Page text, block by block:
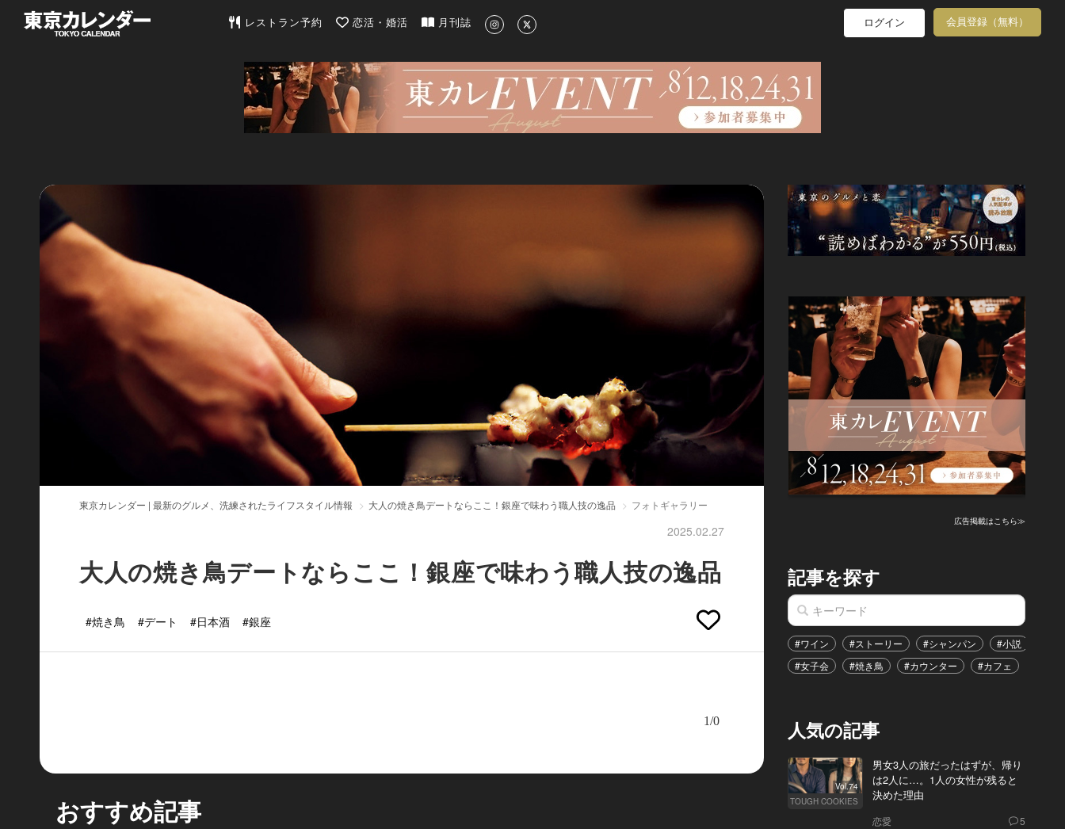
東京カレンダー | 最新のグルメ、洗練されたライフスタイル情報
レストラン予約 恋活・婚活 月刊誌 ログイン 会員登録（無料）
東京カレンダー | 最新のグルメ、洗練されたライフスタイル情報 大人の焼き鳥デートならここ！銀座で味わう職人技の逸品 フォトギャラリー
2025.02.27
大人の焼き鳥デートならここ！銀座で味わう職人技の逸品
#焼き鳥 #デート #日本酒 #銀座
1/0
おすすめ記事
広告掲載はこちら≫
記事を探す
#ワイン #ストーリー #シャンパン #小説
#女子会
#焼き鳥 #カウンター #カフェ
人気の記事
Vol.74
TOUGH COOKIES
男女3人の旅だったはずが、帰り
は2人に…。1人の女性が残ると
決めた理由
恋愛 5